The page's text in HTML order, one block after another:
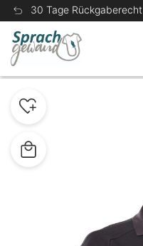
30 Tage Rückgaberecht